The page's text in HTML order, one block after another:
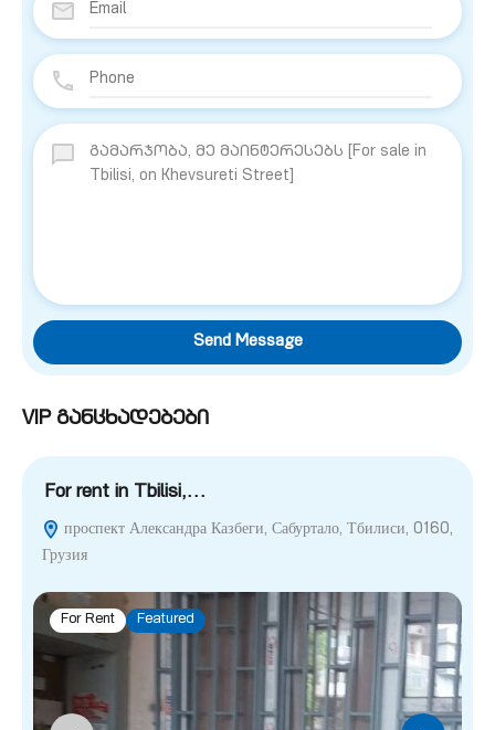
Send Message
VIP განცხადებები
For rent in Tbilisi,…
проспект Александра Казбеги, Сабуртало, Тбилиси, 0160,
Грузия
For Rent Featured